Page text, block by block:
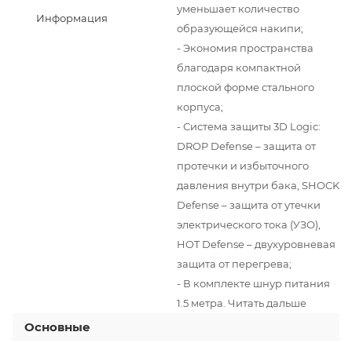
Информация
уменьшает количество
образующейся накипи;
- Экономия пространства
благодаря компактной
плоской форме стального
корпуса;
- Система защиты 3D Logic:
DROP Defense – защита от
протечки и избыточного
давления внутри бака, SHOCK
Defense – защита от утечки
электрического тока (УЗО),
HOT Defense – двухуровневая
защита от перегрева;
- В комплекте шнур питания
1.5 метра. Читать дальше
Основные